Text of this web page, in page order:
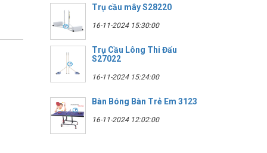
Trụ cầu mây S28220
16-11-2024 15:30:00
Trụ Cầu Lông Thi Đấu
S27022
16-11-2024 15:24:00
Bàn Bóng Bàn Trẻ Em 3123
16-11-2024 12:02:00